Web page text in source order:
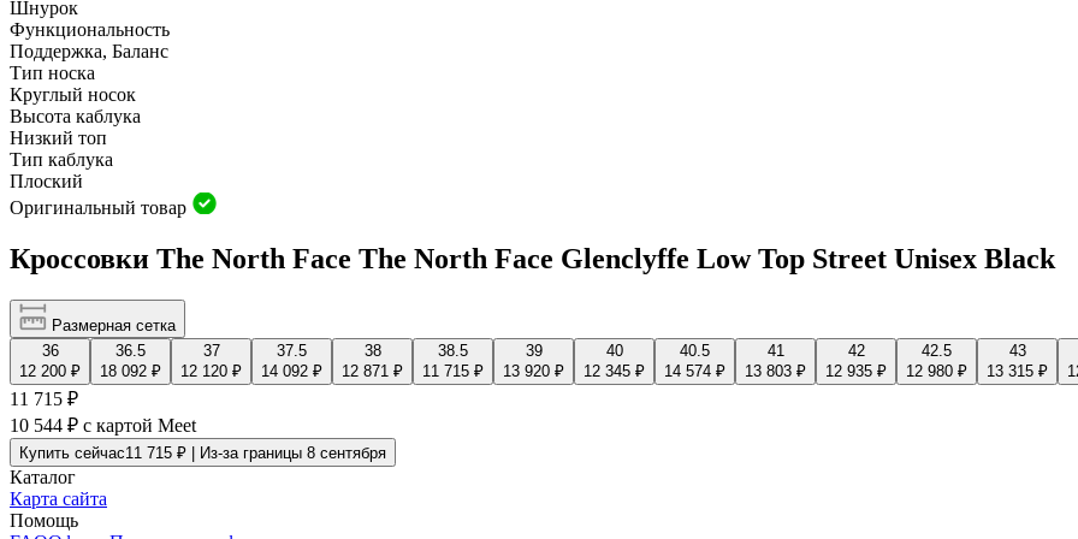
Шнурок
Функциональность
Поддержка, Баланс
Тип носка
Круглый носок
Высота каблука
Низкий топ
Тип каблука
Плоский
Оригинальный товар
Кроссовки The North Face The North Face Glenclyffe Low Top Street Unisex Black
Размерная сетка
36
12 200 ₽
36.5
18 092 ₽
37
12 120 ₽
37.5
14 092 ₽
38
12 871 ₽
38.5
11 715 ₽
39
13 920 ₽
40
12 345 ₽
40.5
14 574 ₽
41
13 803 ₽
42
12 935 ₽
42.5
12 980 ₽
43
13 315 ₽
11 715 ₽
10 544 ₽ с картой Meet
Купить сейчас11 715 ₽ | Из-за границы 8 сентября
Каталог
Карта сайта
Помощь